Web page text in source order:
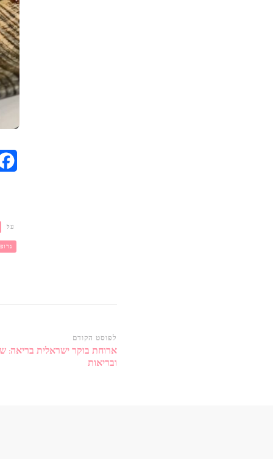
על
ניווט
ברשומות
לפוסט הקודם
ארוחת בוקר ישראלית בריאה:
ובריאות